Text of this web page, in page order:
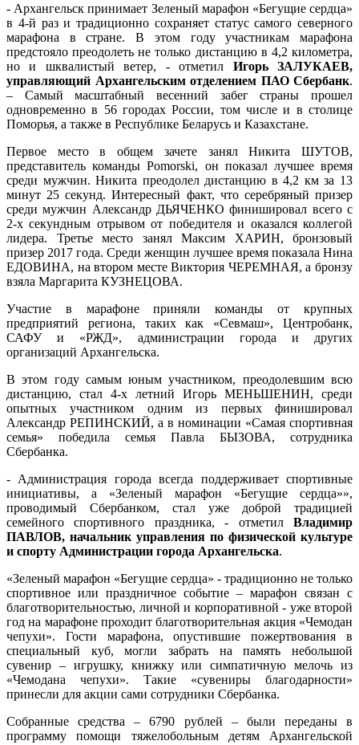
- Архангельск принимает Зеленый марафон «Бегущие сердца»
в 4-й раз и традиционно сохраняет статус самого северного
марафона в стране. В этом году участникам марафона
предстояло преодолеть не только дистанцию в 4,2 километра,
но и шквалистый ветер, - отметил Игорь ЗАЛУКАЕВ,
управляющий Архангельским отделением ПАО Сбербанк.
– Самый масштабный весенний забег страны прошел
одновременно в 56 городах России, том числе и в столице
Поморья, а также в Республике Беларусь и Казахстане.
Первое место в общем зачете занял Никита ШУТОВ,
представитель команды Pomorski, он показал лучшее время
среди мужчин. Никита преодолел дистанцию в 4,2 км за 13
минут 25 секунд. Интересный факт, что серебряный призер
среди мужчин Александр ДЬЯЧЕНКО финишировал всего с
2-х секундным отрывом от победителя и оказался коллегой
лидера. Третье место занял Максим ХАРИН, бронзовый
призер 2017 года. Среди женщин лучшее время показала Нина
ЕДОВИНА, на втором месте Виктория ЧЕРЕМНАЯ, а бронзу
взяла Маргарита КУЗНЕЦОВА.
Участие в марафоне приняли команды от крупных
предприятий региона, таких как «Севмаш», Центробанк,
САФУ и «РЖД», администрации города и других
организаций Архангельска.
В этом году самым юным участником, преодолевшим всю
дистанцию, стал 4-х летний Игорь МЕНЬШЕНИН, среди
опытных участником одним из первых финишировал
Александр РЕПИНСКИЙ, а в номинации «Самая спортивная
семья» победила семья Павла БЫЗОВА, сотрудника
Сбербанка.
- Администрация города всегда поддерживает спортивные
инициативы, а «Зеленый марафон «Бегущие сердца»»,
проводимый Сбербанком, стал уже доброй традицией
семейного спортивного праздника, - отметил Владимир
ПАВЛОВ, начальник управления по физической культуре
и спорту Администрации города Архангельска.
«Зеленый марафон «Бегущие сердца» - традиционно не только
спортивное или праздничное событие – марафон связан с
благотворительностью, личной и корпоративной - уже второй
год на марафоне проходит благотворительная акция «Чемодан
чепухи». Гости марафона, опустившие пожертвования в
специальный куб, могли забрать на память небольшой
сувенир – игрушку, книжку или симпатичную мелочь из
«Чемодана чепухи». Такие «сувениры благодарности»
принесли для акции сами сотрудники Сбербанка.
Собранные средства – 6790 рублей – были переданы в
программу помощи тяжелобольным детям Архангельской